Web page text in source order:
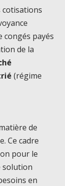
cotisations
congés payés
de la
(régime
de
Ce cadre
pour le
solution
en